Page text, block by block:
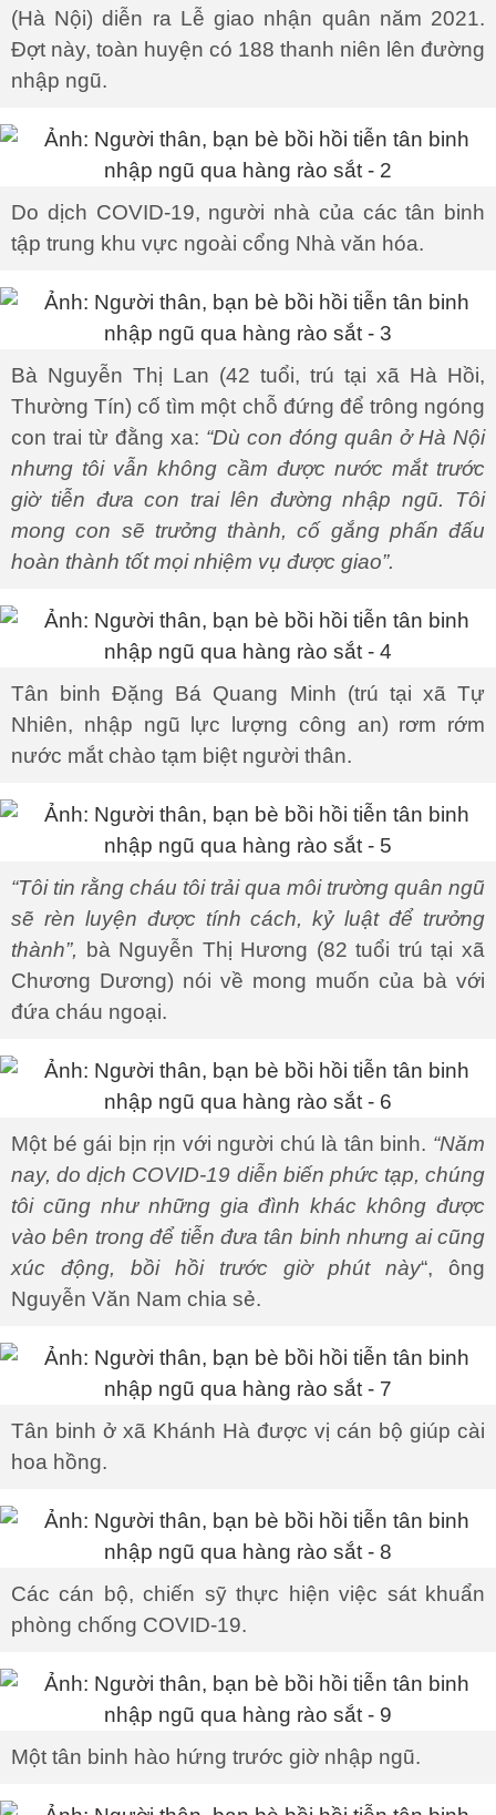
(Hà Nội) diễn ra Lễ giao nhận quân năm 2021.
Đợt này, toàn huyện có 188 thanh niên lên đường
nhập ngũ.
Do dịch COVID-19, người nhà của các tân binh
tập trung khu vực ngoài cổng Nhà văn hóa.
Bà Nguyễn Thị Lan (42 tuổi, trú tại xã Hà Hồi,
Thường Tín) cố tìm một chỗ đứng để trông ngóng
con trai từ đằng xa: “Dù con đóng quân ở Hà Nội
nhưng tôi vẫn không cầm được nước mắt trước
giờ tiễn đưa con trai lên đường nhập ngũ. Tôi
mong con sẽ trưởng thành, cố gắng phấn đấu
hoàn thành tốt mọi nhiệm vụ được giao”.
Tân binh Đặng Bá Quang Minh (trú tại xã Tự
Nhiên, nhập ngũ lực lượng công an) rơm rớm
nước mắt chào tạm biệt người thân.
“Tôi tin rằng cháu tôi trải qua môi trường quân ngũ
sẽ rèn luyện được tính cách, kỷ luật để trưởng
thành”, bà Nguyễn Thị Hương (82 tuổi trú tại xã
Chương Dương) nói về mong muốn của bà với
đứa cháu ngoại.
Một bé gái bịn rịn với người chú là tân binh. “Năm
nay, do dịch COVID-19 diễn biến phức tạp, chúng
tôi cũng như những gia đình khác không được
vào bên trong để tiễn đưa tân binh nhưng ai cũng
xúc động, bồi hồi trước giờ phút này“, ông
Nguyễn Văn Nam chia sẻ.
Tân binh ở xã Khánh Hà được vị cán bộ giúp cài
hoa hồng.
Các cán bộ, chiến sỹ thực hiện việc sát khuẩn
phòng chống COVID-19.
Một tân binh hào hứng trước giờ nhập ngũ.